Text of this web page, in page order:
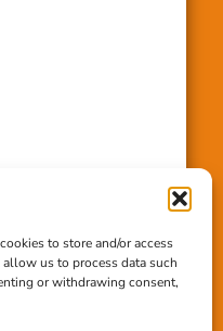
to store and/or access
us to process data such
or withdrawing consent,